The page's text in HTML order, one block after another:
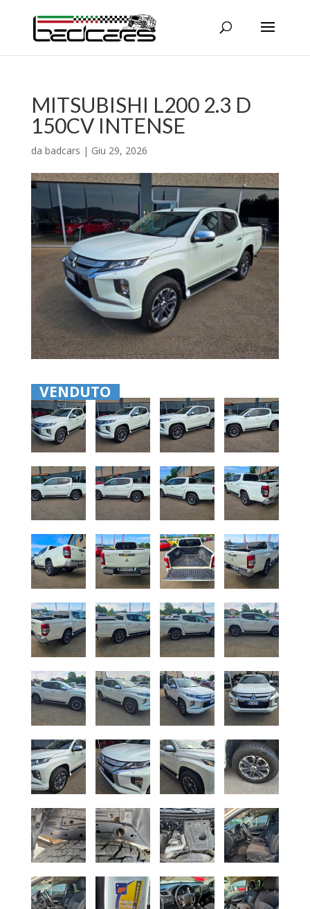
MITSUBISHI L200 2.3 D
150CV INTENSE
da badcars | Giu 29, 2026
VENDUTO